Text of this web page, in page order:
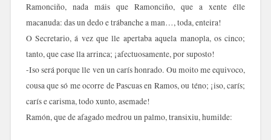
Ramonciño, nada máis que Ramonciño, que a xente élle
macanuda: das un dedo e trábanche a man…, toda, enteira!
O Secretario, á vez que lle apertaba aquela manopla, os cinco;
tanto, que case lla arrinca; ¡afectuosamente, por suposto!
-Iso será porque lle ven un carís honrado. Ou moito me equivoco,
cousa que só me ocorre de Pascuas en Ramos, ou téno; ¡iso, carís;
carís e carisma, todo xunto, asemade!
Ramón, que de afagado medrou un palmo, transixiu, humilde: